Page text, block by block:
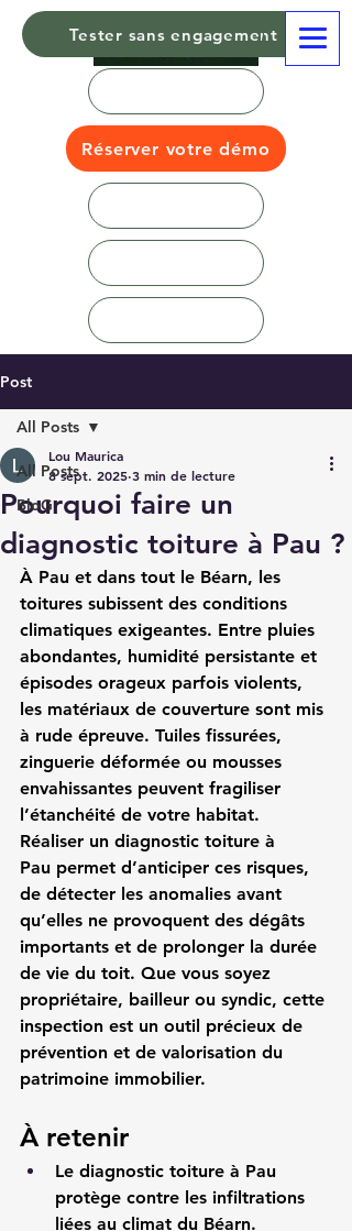
Tester sans engagement
Réserver votre démo
Post
All Posts
BloG
All Posts
Pourquoi faire un
diagnostic toiture à Pau ?
Lou Maurica
8 sept. 2025 3 min de lecture
À Pau et dans tout le Béarn, les
toitures subissent des conditions
climatiques exigeantes. Entre pluies
abondantes, humidité persistante et
épisodes orageux parfois violents,
les matériaux de couverture sont mis
à rude épreuve. Tuiles fissurées,
zinguerie déformée ou mousses
envahissantes peuvent fragiliser
l’étanchéité de votre habitat.
Réaliser un diagnostic toiture à
Pau permet d’anticiper ces risques,
de détecter les anomalies avant
qu’elles ne provoquent des dégâts
importants et de prolonger la durée
de vie du toit. Que vous soyez
propriétaire, bailleur ou syndic, cette
inspection est un outil précieux de
prévention et de valorisation du
patrimoine immobilier.
À retenir
Le diagnostic toiture à Pau
protège contre les infiltrations
liées au climat du Béarn.